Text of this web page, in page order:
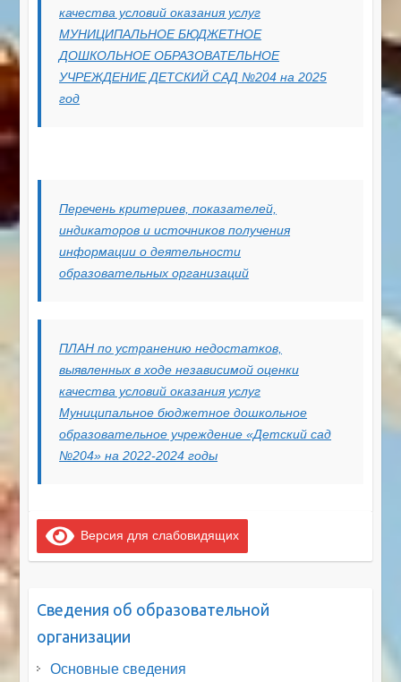
качества условий оказания услуг
МУНИЦИПАЛЬНОЕ БЮДЖЕТНОЕ
ДОШКОЛЬНОЕ ОБРАЗОВАТЕЛЬНОЕ
УЧРЕЖДЕНИЕ ДЕТСКИЙ САД №204 на 2025
год
Перечень критериев, показателей,
индикаторов и источников получения
информации о деятельности
образовательных организаций
ПЛАН по устранению недостатков,
выявленных в ходе независимой оценки
качества условий оказания услуг
Муниципальное бюджетное дошкольное
образовательное учреждение «Детский сад
№204» на 2022-2024 годы
Версия для слабовидящих
Сведения об образовательной
организации
Основные сведения